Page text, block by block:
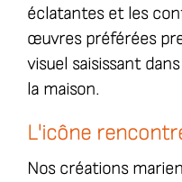
éclatantes et les
œuvres préférées
visuel saisissant
la maison.
L'icône
Nos créations